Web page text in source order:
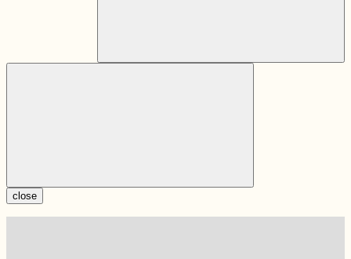
close